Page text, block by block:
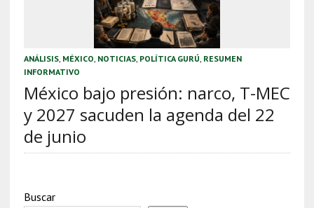
ANÁLISIS, MÉXICO, NOTICIAS, POLÍTICA GURÚ, RESUMEN
INFORMATIVO
México bajo presión: narco, T-MEC
y 2027 sacuden la agenda del 22
de junio
Buscar